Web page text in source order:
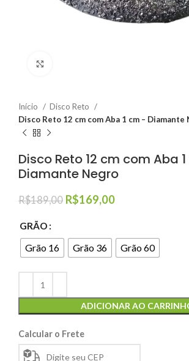
Início
Disco Reto
Disco Reto 12 cm com Aba 1 cm – Diamante
Disco Reto 12 cm com Aba
Diamante Negro
R$189,00 R$169,00
GRÃO
Grão 16 Grão 36 Grão 60
ADICIONAR AO
Calcular o Frete